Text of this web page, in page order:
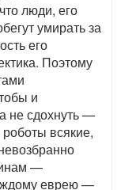
люди, его
умирать за
его
Поэтому
и
не сдохнуть —
всякие,
—
еврею —